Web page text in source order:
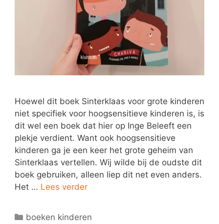
Hoewel dit boek Sinterklaas voor grote kinderen
niet specifiek voor hoogsensitieve kinderen is, is
dit wel een boek dat hier op Inge Beleeft een
plekje verdient. Want ook hoogsensitieve
kinderen ga je een keer het grote geheim van
Sinterklaas vertellen. Wij wilde bij de oudste dit
boek gebruiken, alleen liep dit net even anders.
Het … Lees verder
Categorieën
boeken kinderen